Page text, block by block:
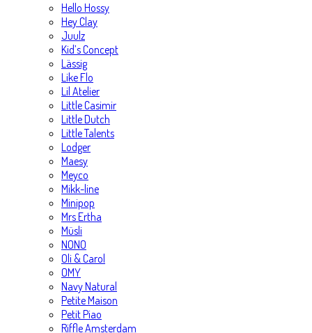
Hello Hossy
Hey Clay
Juulz
Kid’s Concept
Lässig
Like Flo
Lil Atelier
Little Casimir
Little Dutch
Little Talents
Lodger
Maesy
Meyco
Mikk-line
Minipop
Mrs Ertha
Müsli
NONO
Oli & Carol
OMY
Navy Natural
Petite Maison
Petit Piao
Riffle Amsterdam